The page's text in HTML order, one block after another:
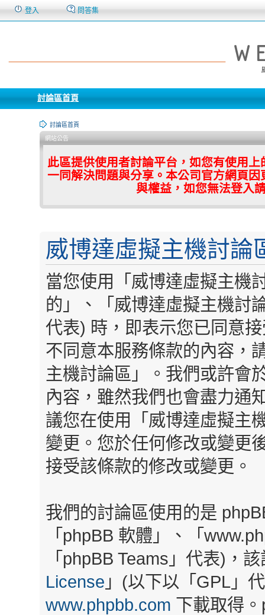
登入 問答集
討論區首頁
討論區首頁
網站公告
此區提供使用者討論平台，如您有使用
一同解決問題與分享。本公司官方網頁
與權益，如您無法登入
威博達虛擬主機討論
當您使用「威博達虛擬主機
的」、「威博達虛擬主機討
代表) 時，即表示您已同意
不同意本服務條款的內容，
主機討論區」。我們或許會
內容，雖然我們也會盡力通
議您在使用「威博達虛擬主
變更。您於任何修改或變更
接受該條款的修改或變更。
我們的討論區使用的是
「phpBB 軟體」、「
「phpBB Teams」代表)，
License 」(以下以「GPL」
www.phpbb.com 下載取得